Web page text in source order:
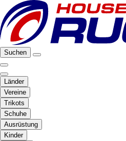
Suchen
Länder
Vereine
Trikots
Schuhe
Ausrüstung
Kinder